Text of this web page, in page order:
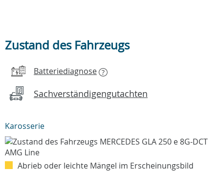
Zustand des Fahrzeugs
Batteriediagnose ?
Sachverständigengutachten
Karosserie
Abrieb oder leichte Mängel im Erscheinungsbild